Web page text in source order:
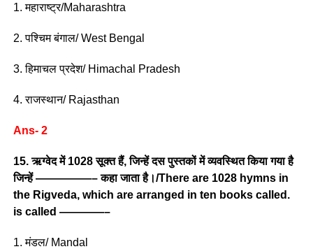
1. महाराष्ट्र/Maharashtra
2. पश्चिम बंगाल/ West Bengal
3. हिमाचल प्रदेश/ Himachal Pradesh
4. राजस्थान/ Rajasthan
Ans- 2
15. ऋग्वेद में 1028 सूक्त हैं, जिन्हें दस पुस्तकों में व्यवस्थित किया गया है
जिन्हें —————– कहा जाता है।/There are 1028 hymns in
the Rigveda, which are arranged in ten books called.
is called ————–
1. मंडल/ Mandal